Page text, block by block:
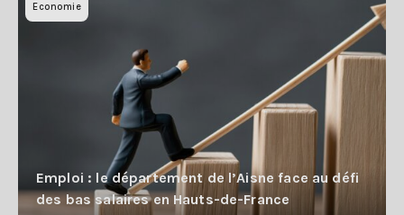
Economie
Emploi : le département de l’Aisne face au défi
des bas salaires en Hauts-de-France